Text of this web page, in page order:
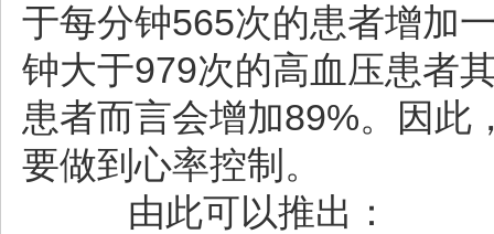
于每分钟565次的患者增加
钟大于979次的高血压患者
患者而言会增加89%。因此
要做到心率控制。
由此可以推出：